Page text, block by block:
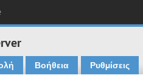
Βοήθεια Ρυθμίσεις